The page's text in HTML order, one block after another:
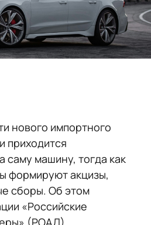
нового импортного
приходится
саму машину, тогда как
формируют акцизы,
сборы. Об этом
«Российские
(РОАД).